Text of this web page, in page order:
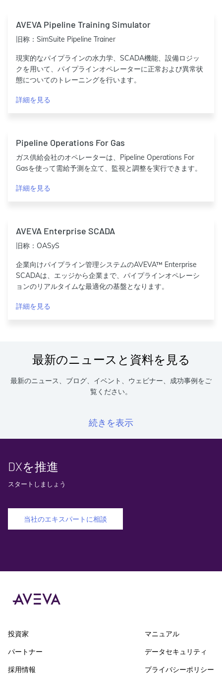
AVEVA Pipeline Training Simulator
旧称：SimSuite Pipeline Trainer
現実的なパイプラインの水力学、SCADA機能、設備ロジッ
クを用いて、パイプラインオペレーターに正常および異常状
態についてのトレーニングを行います。
詳細を見る
Pipeline Operations For Gas
ガス供給会社のオペレーターは、Pipeline Operations For
Gasを使って需給予測を立て、監視と調整を実行できます。
詳細を見る
AVEVA Enterprise SCADA
旧称：OASyS
企業向けパイプライン管理システムのAVEVA™ Enterprise
SCADAは、エッジから企業まで、パイプラインオペレーシ
ョンのリアルタイムな最適化の基盤となります。
詳細を見る
最新のニュースと資料を見る
最新のニュース、ブログ、イベント、ウェビナー、成功事例をご
覧ください。
続きを表示
DXを推進
スタートしましょう
当社のエキスパートに相談
投資家
パートナー
採用情報
マニュアル
データセキュリティ
プライバシーポリシー